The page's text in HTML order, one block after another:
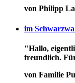
von Philipp
im
"Hallo,
freundlich.
von Familie